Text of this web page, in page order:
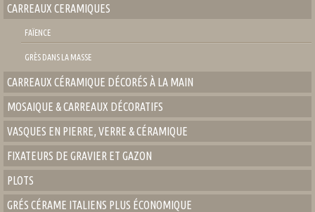
CARREAUX CERAMIQUES
FAÏENCE
GRÈS DANS LA MASSE
CARREAUX CÉRAMIQUE DÉCORÉS À LA MAIN
MOSAIQUE & CARREAUX DÉCORATIFS
VASQUES EN PIERRE, VERRE & CÉRAMIQUE
FIXATEURS DE GRAVIER ET GAZON
PLOTS
GRÉS CÉRAME ITALIENS PLUS ÉCONOMIQUE